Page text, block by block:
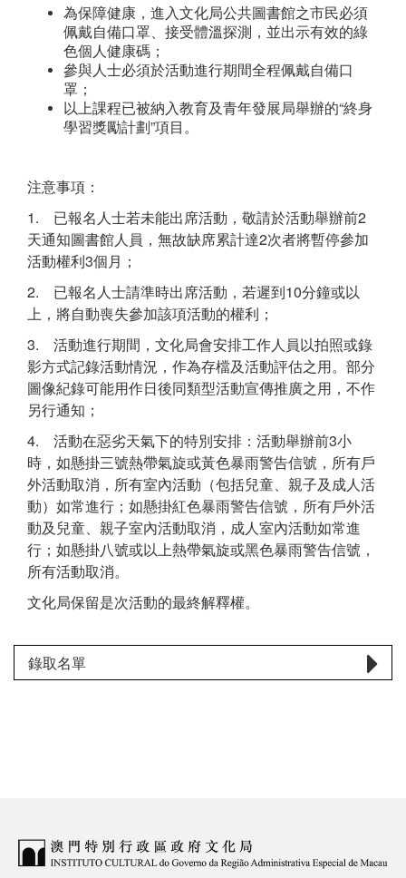
為保障健康，進入文化局公共圖書館之市民必須
佩戴自備口罩、接受體溫探測，並出示有效的綠
色個人健康碼；
參與人士必須於活動進行期間全程佩戴自備口
罩；
以上課程已被納入教育及青年發展局舉辦的“終身
學習獎勵計劃”項目。
注意事項：
1. 已報名人士若未能出席活動，敬請於活動舉辦前2
天通知圖書館人員，無故缺席累計達2次者將暫停參加
活動權利3個月；
2. 已報名人士請準時出席活動，若遲到10分鐘或以
上，將自動喪失參加該項活動的權利；
3. 活動進行期間，文化局會安排工作人員以拍照或錄
影方式記錄活動情況，作為存檔及活動評估之用。部分
圖像紀錄可能用作日後同類型活動宣傳推廣之用，不作
另行通知；
4. 活動在惡劣天氣下的特別安排：活動舉辦前3小
時，如懸掛三號熱帶氣旋或黃色暴雨警告信號，所有戶
外活動取消，所有室內活動（包括兒童、親子及成人活
動）如常進行；如懸掛紅色暴雨警告信號，所有戶外活
動及兒童、親子室內活動取消，成人室內活動如常進
行；如懸掛八號或以上熱帶氣旋或黑色暴雨警告信號，
所有活動取消。
文化局保留是次活動的最終解釋權。
錄取名單